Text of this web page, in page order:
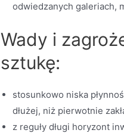
odwiedzanych galeriach,
Wady i
sztukę:
stosunkowo niska
dłużej, niż pierwotnie
z reguły długi horyzont